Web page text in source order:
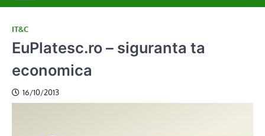
IT&C
EuPlatesc.ro – siguranta ta
economica
16/10/2013